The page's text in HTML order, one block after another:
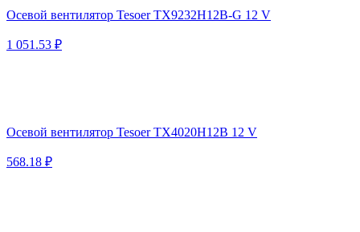
Осевой вентилятор Tesoer TX9232H12B-G 12 V
1 051.53 ₽
Осевой вентилятор Tesoer TX4020H12B 12 V
568.18 ₽